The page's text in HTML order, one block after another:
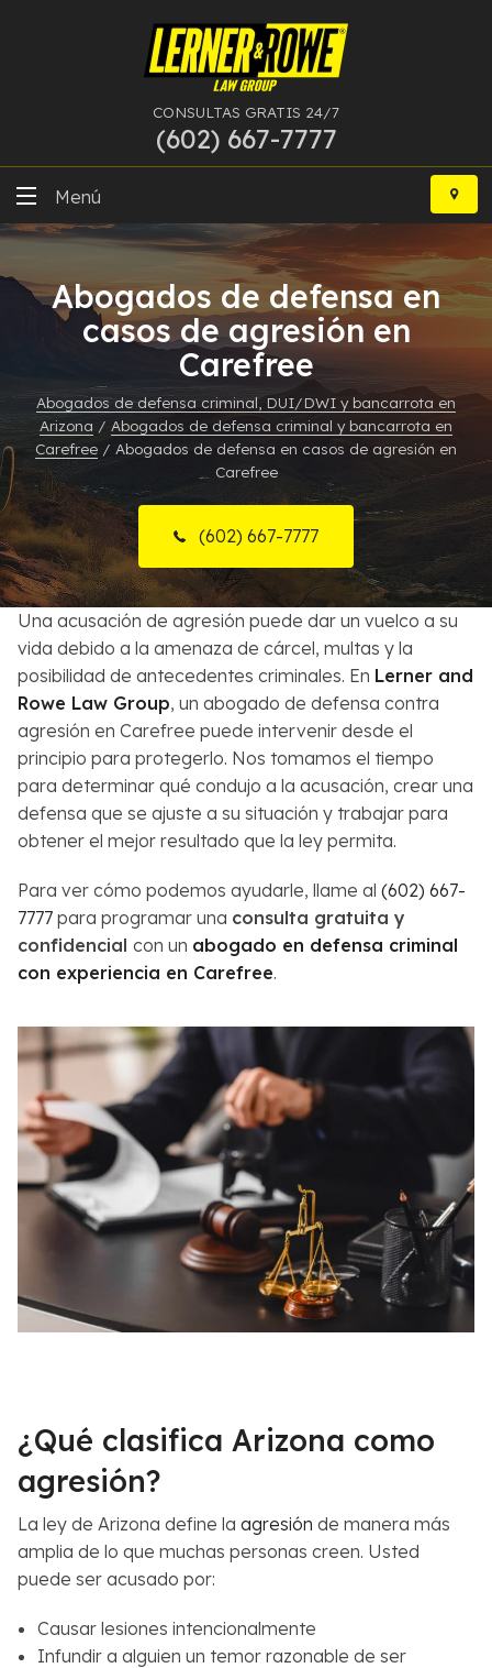
CONSULTAS GRATIS 24/7
(602) 667-7777
Ir
contenido
Menú
Delitos Graves
Más Especialidades
Recursos
Sobre Nosotros
Contactos
English
Buscar
Abogados de defensa en
casos de agresión en
Carefree
Abogados de defensa criminal, DUI/DWI y bancarrota en
Arizona / Abogados de defensa criminal y bancarrota en
Carefree / Abogados de defensa en casos de agresión en
Carefree
(602) 667-7777
Una acusación de agresión puede dar un vuelco a su
vida debido a la amenaza de cárcel, multas y la
posibilidad de antecedentes criminales. En Lerner and
Rowe Law Group, un abogado de defensa contra
agresión en Carefree puede intervenir desde el
principio para protegerlo. Nos tomamos el tiempo
para determinar qué condujo a la acusación, crear una
defensa que se ajuste a su situación y trabajar para
obtener el mejor resultado que la ley permita.
Para ver cómo podemos ayudarle, llame al (602) 667-
7777 para programar una consulta gratuita y
confidencial con un abogado en defensa criminal
con experiencia en Carefree.
¿Qué clasifica Arizona como
agresión?
La ley de Arizona define la agresión de manera más
amplia de lo que muchas personas creen. Usted
puede ser acusado por:
Causar lesiones intencionalmente
Infundir a alguien un temor razonable de ser